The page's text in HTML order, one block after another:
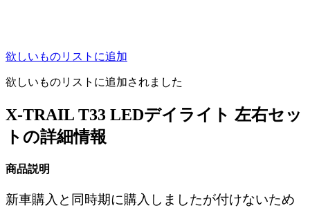
欲しいものリストに追加
欲しいものリストに追加されました
X-TRAIL T33 LEDデイライト 左右セッ
トの詳細情報
商品説明
新車購入と同時期に購入しましたが付けないため